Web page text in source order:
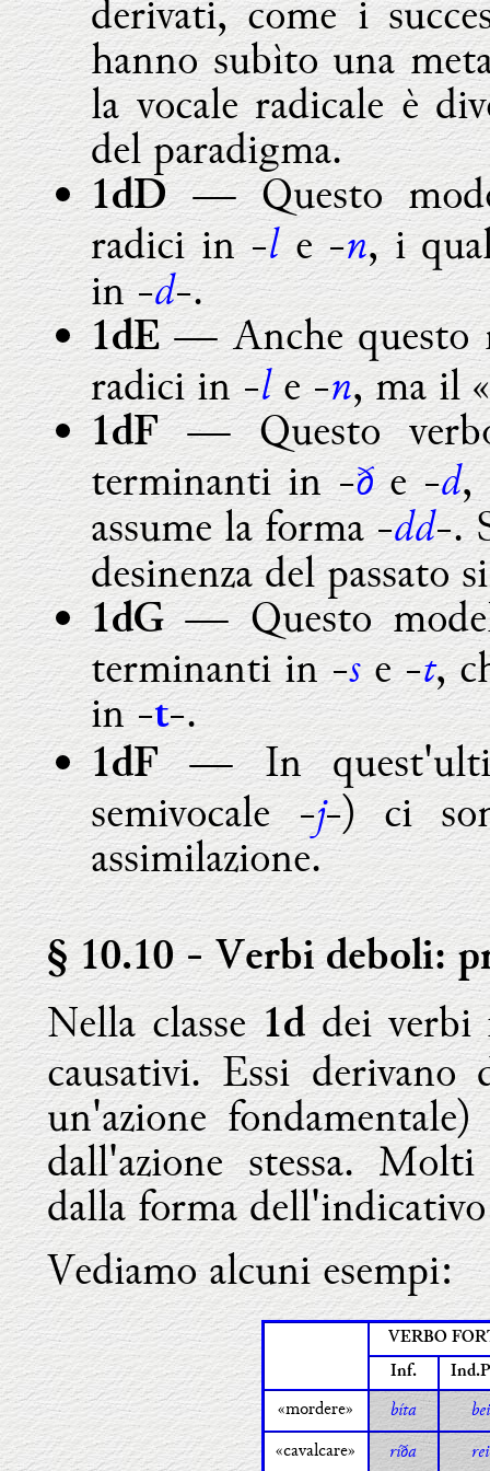
derivati, come i
hanno subìto una
la vocale radicale è
del paradigma.
1dD— Questo
radici in -l e -n, i
in -d-.
1dE— Anche questo
radici in -l e -n, ma il
1dF— Questo
terminanti in -ð e -d,
assume la forma -dd-.
desinenza del passato
1dG— Questo
terminanti in -s e -t,
in -t-.
1dF— In
semivocale -j-) ci
assimilazione.
§ 10.10- Verbi deboli:
Nella classe1ddei verbi
causativi. Essi
un'azione
dall'azione stessa.
dalla forma
Vediamo alcuni esempi:
VERBO
Inf.
«mordere» bíta
«cavalcare» ríða